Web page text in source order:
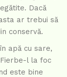
Dacă
ar trebui să
conservă.
apă cu sare,
l la foc
este bine